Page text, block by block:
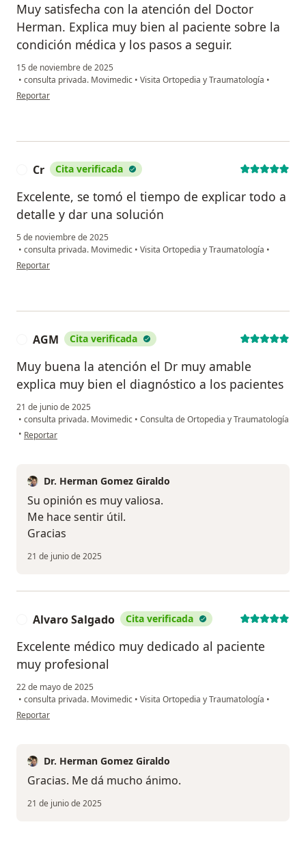
Muy satisfecha con la atención del Doctor
Herman. Explica muy bien al paciente sobre la
condición médica y los pasos a seguir.
15 de noviembre de 2025
• consulta privada. Movimedic • Visita Ortopedia y Traumatología •
en opinión del usuario Sandra Milena Martínez
Reportar
Cr Cita verificada
Excelente, se tomó el tiempo de explicar todo a
detalle y dar una solución
5 de noviembre de 2025
• consulta privada. Movimedic • Visita Ortopedia y Traumatología •
en opinión del usuario Cr
Reportar
AGM Cita verificada
Muy buena la atención el Dr muy amable
explica muy bien el diagnóstico a los pacientes
21 de junio de 2025
• consulta privada. Movimedic • Consulta de Ortopedia y Traumatología
• en opinión del usuario AGM
Reportar
Dr. Herman Gomez Giraldo
Su opinión es muy valiosa.
Me hace sentir útil.
Gracias
21 de junio de 2025
Alvaro Salgado Cita verificada
Excelente médico muy dedicado al paciente
muy profesional
22 de mayo de 2025
• consulta privada. Movimedic • Visita Ortopedia y Traumatología •
en opinión del usuario Alvaro Salgado
Reportar
Dr. Herman Gomez Giraldo
Gracias. Me dá mucho ánimo.
21 de junio de 2025